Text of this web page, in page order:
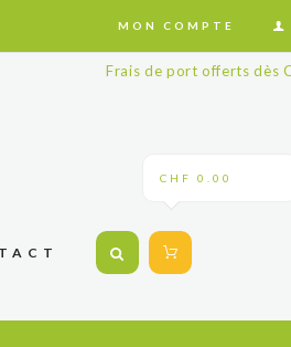
MON COMPTE
Frais de port offerts dès
CHF 0.00